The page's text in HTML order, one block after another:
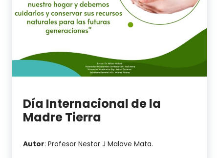
Día Internacional de la
Madre Tierra
Autor: Profesor Nestor J Malave Mata.